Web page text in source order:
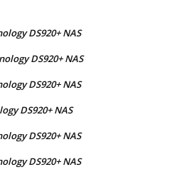
DS920+ NAS
DS920+ NAS
DS920+ NAS
DS920+ NAS
DS920+ NAS
DS920+ NAS